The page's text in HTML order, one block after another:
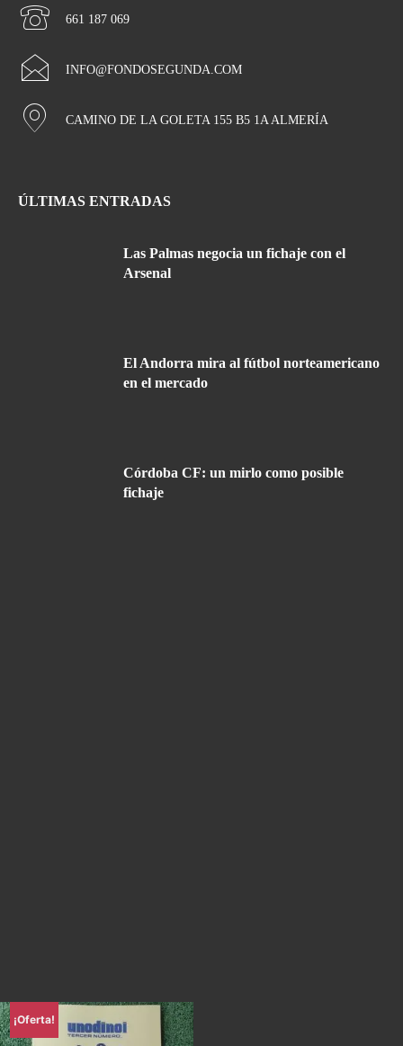
661 187 069
INFO@FONDOSEGUNDA.COM
CAMINO DE LA GOLETA 155 B5 1A ALMERÍA
ÚLTIMAS ENTRADAS
Las Palmas negocia un fichaje con el
Arsenal
El Andorra mira al fútbol norteamericano
en el mercado
Córdoba CF: un mirlo como posible
fichaje
¡Oferta!